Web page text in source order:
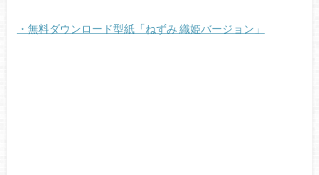
・無料ダウンロード型紙「ねずみ 織姫バージョン」